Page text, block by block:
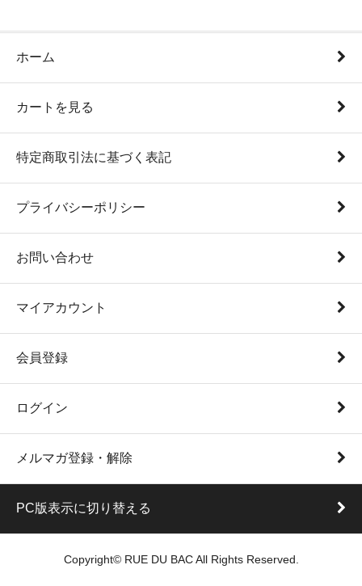
ホーム
カートを見る
特定商取引法に基づく表記
プライバシーポリシー
お問い合わせ
マイアカウント
会員登録
ログイン
メルマガ登録・解除
PC版表示に切り替える
Copyright© RUE DU BAC All Rights Reserved.